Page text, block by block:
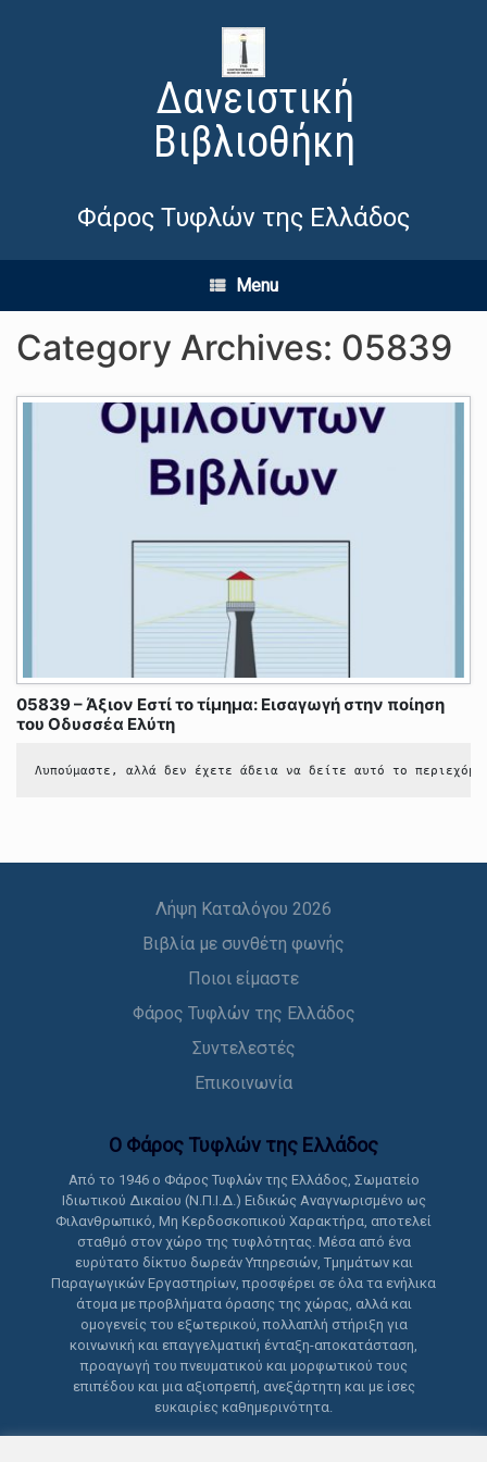
Δανειστική
Βιβλιοθήκη
Φάρος Τυφλών της Ελλάδος
Menu
Category Archives: 05839
05839 – Άξιον Εστί το τίμημα: Εισαγωγή στην ποίηση
του Οδυσσέα Ελύτη
Λυπούμαστε, αλλά δεν έχετε άδεια να δείτε αυτό το
Λήψη Καταλόγου 2026
Βιβλία με συνθέτη φωνής
Ποιοι είμαστε
Φάρος Τυφλών της Ελλάδος
Συντελεστές
Επικοινωνία
Ο Φάρος Τυφλών της Ελλάδoς
Από το 1946 ο Φάρος Τυφλών της Ελλάδος, Σωματείο
Ιδιωτικού Δικαίου (Ν.Π.Ι.Δ.) Ειδικώς Αναγνωρισμένο ως
Φιλανθρωπικό, Μη Κερδοσκοπικού Χαρακτήρα, αποτελεί
σταθμό στον χώρο της τυφλότητας. Μέσα από ένα
ευρύτατο δίκτυο δωρεάν Υπηρεσιών, Τμημάτων και
Παραγωγικών Εργαστηρίων, προσφέρει σε όλα τα ενήλικα
άτομα με προβλήματα όρασης της χώρας, αλλά και
ομογενείς του εξωτερικού, πολλαπλή στήριξη για
κοινωνική και επαγγελματική ένταξη-αποκατάσταση,
προαγωγή του πνευματικού και μορφωτικού τους
επιπέδου και μια αξιοπρεπή, ανεξάρτητη και με ίσες
ευκαιρίες καθημερινότητα.